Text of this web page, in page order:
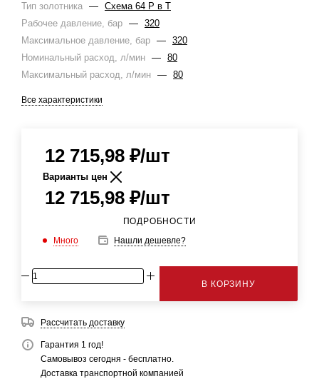
Тип золотника — Схема 64 Р в Т
Рабочее давление, бар — 320
Максимальное давление, бар — 320
Номинальный расход, л/мин — 80
Максимальный расход, л/мин — 80
Все характеристики
12 715,98 ₽/шт
Варианты цен
12 715,98 ₽/шт
ПОДРОБНОСТИ
Много
Нашли дешевле?
В КОРЗИНУ
Рассчитать доставку
Гарантия 1 год!
Самовывоз сегодня - бесплатно.
Доставка транспортной компанией